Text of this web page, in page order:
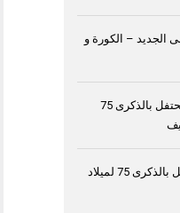
الجديد – الكورة و
جوجل تحتفل بالذكرى 75
جوجل تحتفل بالذكرى 75 لميلاد